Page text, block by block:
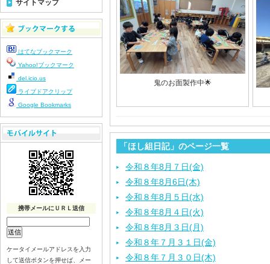
鬼のお面製作中🌟
「ほし組日記」のページ一覧
令和８年8月７日(金)
令和８年8月6日(木)
令和８年8月５日(水)
令和８年8月４日(火)
令和８年8月３日(月)
令和８年７月３１日(金)
令和８年７月３０日(木)
サイトマップ
はてなブックマーク
Yahoo!ブックマーク
del.icio.us
ライブドアクリップ
Google Bookmarks
携帯メールにＵＲＬ送信
ケータイメールアドレスを入力
して送信ボタンを押せば、メー